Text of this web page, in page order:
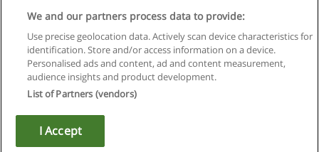
Regras de uso
Privacidade de dados
Entrar em contato com Educaedu
Copyright © Educaedu Business S.L. - CIF : B-95610580: -
We and our partners process data to provide:
Use precise geolocation data. Actively scan device characteristics for
identification. Store and/or access information on a device.
Personalised ads and content, ad and content measurement,
audience insights and product development.
List of Partners (vendors)
I Accept